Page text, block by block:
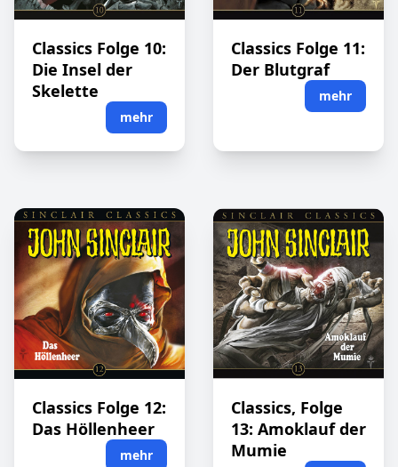
Classics Folge 10:
Die Insel der
Skelette
mehr
Classics Folge 11:
Der Blutgraf
mehr
Classics Folge 12:
Das Höllenheer
mehr
Classics, Folge
13: Amoklauf der
Mumie